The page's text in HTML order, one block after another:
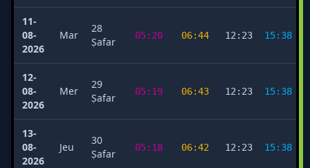
11-
08-
2026
Mar
28
Ṣafar
05:20 06:44 12:23 15:38
12-
08-
2026
Mer
29
Ṣafar
05:19 06:43 12:23 15:38
13-
08-
2026
Jeu
30
Ṣafar
05:18 06:42 12:23 15:38